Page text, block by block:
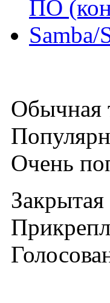
ПО
Samba/
Обычная
Очень
Закрытая